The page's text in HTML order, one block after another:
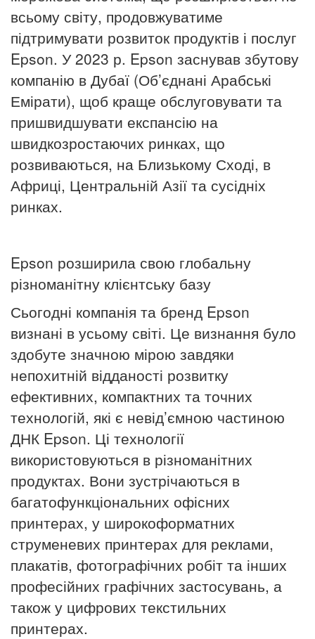
всьому світу, продовжуватиме
підтримувати розвиток продуктів і послуг
Epson. У 2023 р. Epson заснував збутову
компанію в Дубаї (Об’єднані Арабські
Емірати), щоб краще обслуговувати та
пришвидшувати експансію на
швидкозростаючих ринках, що
розвиваються, на Близькому Сході, в
Африці, Центральній Азії та сусідніх
ринках.
Epson розширила свою глобальну
різноманітну клієнтську базу
Сьогодні компанія та бренд Epson
визнані в усьому світі. Це визнання було
здобуте значною мірою завдяки
непохитній відданості розвитку
ефективних, компактних та точних
технологій, які є невід’ємною частиною
ДНК Epson. Ці технології
використовуються в різноманітних
продуктах. Вони зустрічаються в
багатофункціональних офісних
принтерах, у широкоформатних
струменевих принтерах для реклами,
плакатів, фотографічних робіт та інших
професійних графічних застосувань, а
також у цифрових текстильних
принтерах.